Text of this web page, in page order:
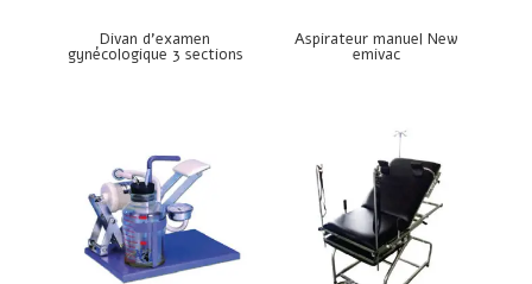
Divan d’examen
gynécologique 3 sections
Aspirateur manuel New
emivac